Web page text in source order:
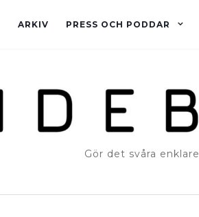
ARKIV PRESS OCH PODDAR
Gör det svåra enklare